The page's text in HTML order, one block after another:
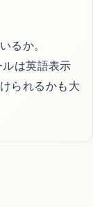
るか。
は英語表示
られるかも大